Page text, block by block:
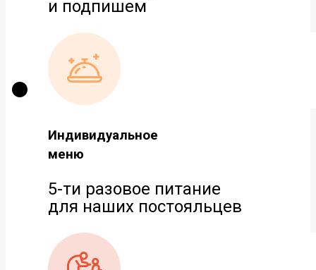
и подпишем
Индивидуальное
меню
5-ти разовое питание
для наших постояльцев